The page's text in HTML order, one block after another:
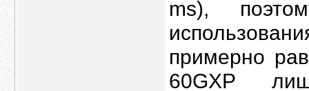
ms),
примерно
60GXP